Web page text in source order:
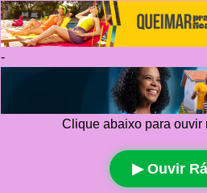
-
Clique abaixo para ouvir
▶ Ouvir